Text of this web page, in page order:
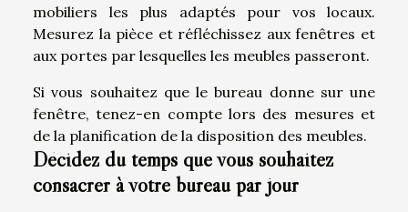
mobiliers les plus adaptés pour vos locaux.
Mesurez la pièce et réfléchissez aux fenêtres et
aux portes par lesquelles les meubles passeront.
Si vous souhaitez que le bureau donne sur une
fenêtre, tenez-en compte lors des mesures et
de la planification de la disposition des meubles.
Décidez du temps que vous souhaitez
consacrer à votre bureau par jour